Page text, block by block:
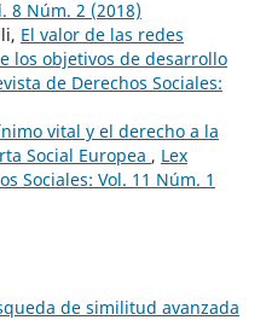
8 Núm. 2 (2018)
El valor de las redes
los objetivos de desarrollo
de Derechos Sociales:
vital y el derecho a la
Social Europea , Lex
Sociales: Vol. 11 Núm. 1
de similitud avanzada